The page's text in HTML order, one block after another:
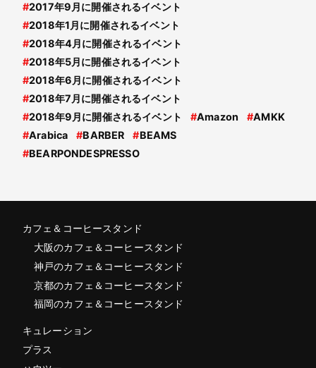
#2017年9月に開催されるイベント
#2018年1月に開催されるイベント
#2018年4月に開催されるイベント
#2018年5月に開催されるイベント
#2018年6月に開催されるイベント
#2018年7月に開催されるイベント
#2018年9月に開催されるイベント #Amazon #AMKK
#Arabica #BARBER #BEAMS
#BEARPONDESPRESSO
カフェ＆コーヒースタンド
大阪のカフェ＆コーヒースタンド
神戸のカフェ＆コーヒースタンド
京都のカフェ＆コーヒースタンド
福岡のカフェ＆コーヒースタンド
キュレーション
プラス